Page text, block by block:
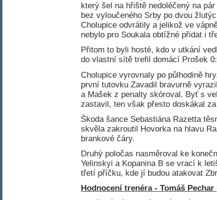
který šel na hřiště nedoléčený na
bez vyloučeného Srby po dvou
Cholupice odvrátily a jelikož ve
nebylo pro Soukala obtížné přidat i
Přitom to byli hosté, kdo v utkání
do vlastní sítě trefil domácí Prošek
Cholupice vyrovnaly po půlhodině
první tutovku Zavadil bravurně
a Mašek z penalty skóroval. Byť s
zastavil, ten však přesto doskákal
Škoda šance Sebastiána Razetta
skvěla zakroutil Hovorka na hlavu
brankové čáry.
Druhý poločas nasměroval ke
Yelinskyi a Kopanina B se vrací k
třetí příčku, kde jí budou atakovat
Hodnocení trenéra - Tomáš Pechar